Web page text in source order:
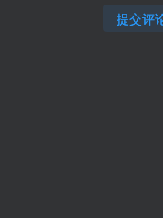
提交评